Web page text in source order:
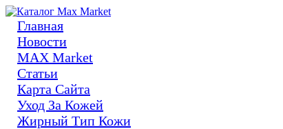
Главная
Новости
MAX Market
Статьи
Карта Сайта
Уход За Кожей
Жирный Тип Кожи